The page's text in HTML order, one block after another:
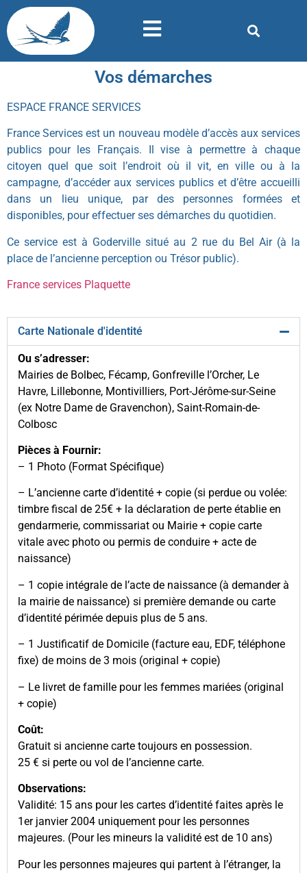
Vos démarches
ESPACE FRANCE SERVICES
France Services est un nouveau modèle d’accès aux services
publics pour les Français. Il vise à permettre à chaque
citoyen quel que soit l’endroit où il vit, en ville ou à la
campagne, d’accéder aux services publics et d’être accueilli
dans un lieu unique, par des personnes formées et
disponibles, pour effectuer ses démarches du quotidien.
Ce service est à Goderville situé au 2 rue du Bel Air (à la
place de l’ancienne perception ou Trésor public).
France services Plaquette
Carte Nationale d'identité
Ou s’adresser:
Mairies de Bolbec, Fécamp, Gonfreville l’Orcher, Le
Havre, Lillebonne, Montivilliers, Port-Jérôme-sur-Seine
(ex Notre Dame de Gravenchon), Saint-Romain-de-
Colbosc
Pièces à Fournir:
– 1 Photo (Format Spécifique)
– L’ancienne carte d’identité + copie (si perdue ou volée:
timbre fiscal de 25€ + la déclaration de perte établie en
gendarmerie, commissariat ou Mairie + copie carte
vitale avec photo ou permis de conduire + acte de
naissance)
– 1 copie intégrale de l’acte de naissance (à demander à
la mairie de naissance) si première demande ou carte
d’identité périmée depuis plus de 5 ans.
– 1 Justificatif de Domicile (facture eau, EDF, téléphone
fixe) de moins de 3 mois (original + copie)
– Le livret de famille pour les femmes mariées (original
+ copie)
Coût:
Gratuit si ancienne carte toujours en possession.
25 € si perte ou vol de l’ancienne carte.
Observations:
Validité: 15 ans pour les cartes d’identité faites après le
1er janvier 2004 uniquement pour les personnes
majeures. (Pour les mineurs la validité est de 10 ans)
Pour les personnes majeures qui partent à l’étranger, la